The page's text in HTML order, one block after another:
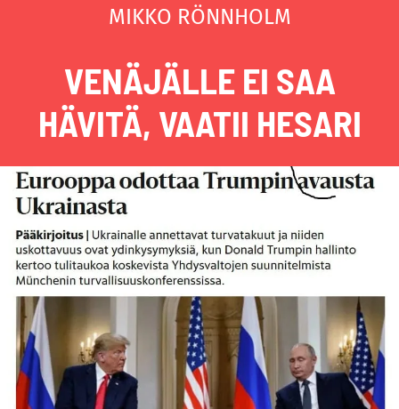
MIKKO RÖNNHOLM
VENÄJÄLLE EI SAA
HÄVITÄ, VAATII HESARI